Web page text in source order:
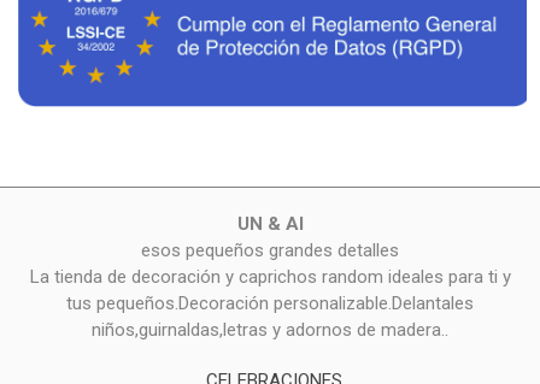
UN & AI
esos pequeños grandes detalles
La tienda de decoración y caprichos random ideales para ti y
tus pequeños.Decoración personalizable.Delantales
niños,guirnaldas,letras y adornos de madera..